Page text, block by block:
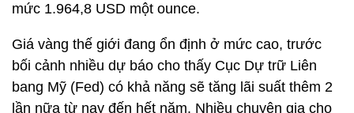
mức 1.964,8 USD một ounce.
Giá vàng thế giới đang ổn định ở mức cao, trước
bối cảnh nhiều dự báo cho thấy Cục Dự trữ Liên
bang Mỹ (Fed) có khả năng sẽ tăng lãi suất thêm 2
lần nữa từ nay đến hết năm. Nhiều chuyên gia cho